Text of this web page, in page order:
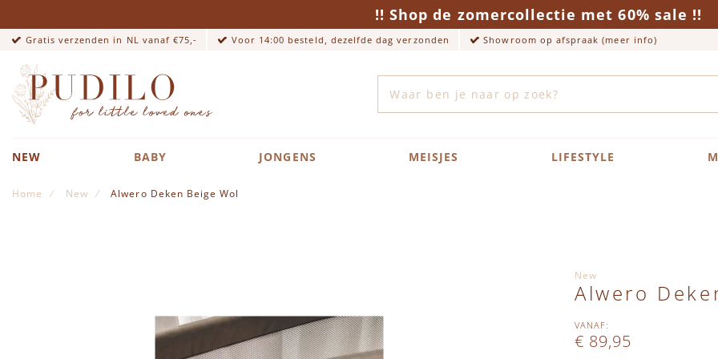
!! Shop de zomercollectie met 60% sale !!
Gratis verzenden in NL vanaf €75,- Voor 14:00 besteld, dezelfde dag verzonden Showroom op afspraak (meer info)
NEW BABY JONGENS MEISJES LIFESTYLE
Home New Alwero Deken Beige Wol
New
Alwero
VANAF
€ 89,95